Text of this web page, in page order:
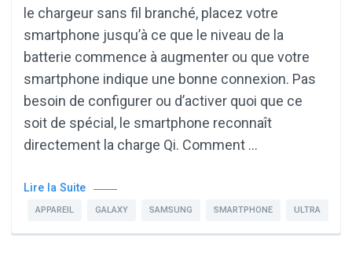
le chargeur sans fil branché, placez votre
smartphone jusqu’à ce que le niveau de la
batterie commence à augmenter ou que votre
smartphone indique une bonne connexion. Pas
besoin de configurer ou d’activer quoi que ce
soit de spécial, le smartphone reconnaît
directement la charge Qi. Comment …
Lire la Suite
APPAREIL GALAXY SAMSUNG SMARTPHONE ULTRA